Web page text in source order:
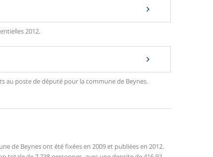
2012.
au poste de député pour la commune de Beynes.
de Beynes ont été fixées en 2009 et publiées en 2012.